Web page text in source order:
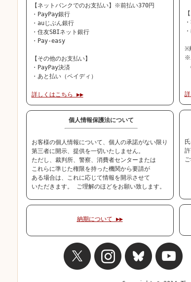
【ネットバンクでのお支払い】※前払い370円
・PayPay銀行
・auじぶん銀行
・住友SBIネット銀行
・Pay-easy
【その他のお支払い】
・PayPay決済
・あと払い（ペイディ）
詳しくはこちら ▶▶
個人情報保護法について
お客様の個人情報について、個人の承諾がない限り
第三者に開示、提供を一切いたしません。
ただし、裁判所、警察、消費者センターまたは
これらに準じた権限を持った機関から要請が
ある場合は、これに応じて情報を開示させて
いただきます。 ご理解のほどをお願い致します。
納期について ▶▶
※
※